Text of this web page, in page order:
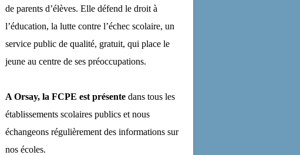
de parents d’élèves. Elle défend le droit à
l’éducation, la lutte contre l’échec scolaire, un
service public de qualité, gratuit, qui place le
jeune au centre de ses préoccupations.
A Orsay, la FCPE est présente dans tous les
établissements scolaires publics et nous
échangeons régulièrement des informations sur
nos écoles.